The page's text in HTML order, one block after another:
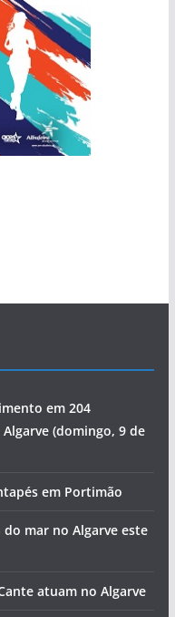
em 204
(domingo, 9 de
em Portimão
mar no Algarve este
atuam no Algarve